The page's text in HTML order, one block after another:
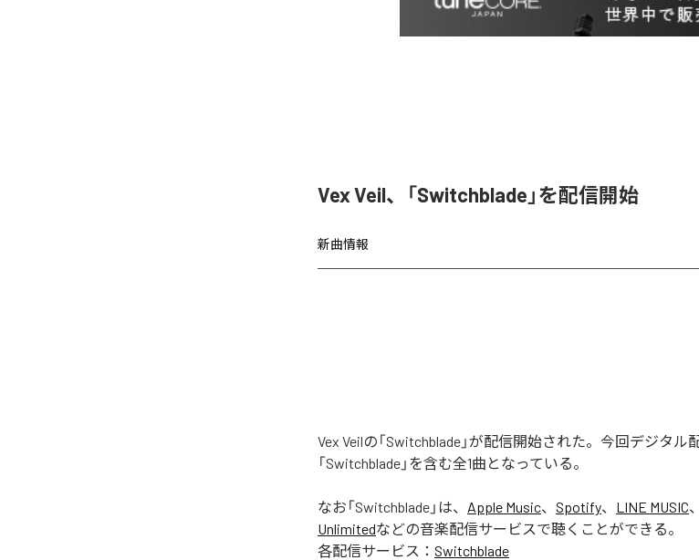
Vex Veil、「Switchblade」を配信開始
新曲情報
Vex Veilの「Switchblade」が配信開始された。今回デジタル
「Switchblade」を含む全1曲となっている。
なお「Switchblade 」は、 Apple Music、 Spotify、 LINE MUSIC、
Unlimitedなどの音楽配信サービスで聴くことができる。
各配信サービス： Switchblade